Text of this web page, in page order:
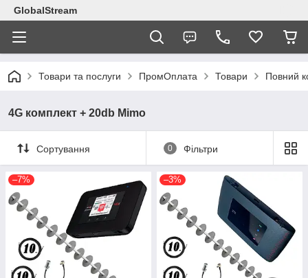
GlobalStream
Товари та послуги ПромОплата Товари Повний
4G комплект + 20db Mimo
Сортування 0 Фільтри
–7% –3%